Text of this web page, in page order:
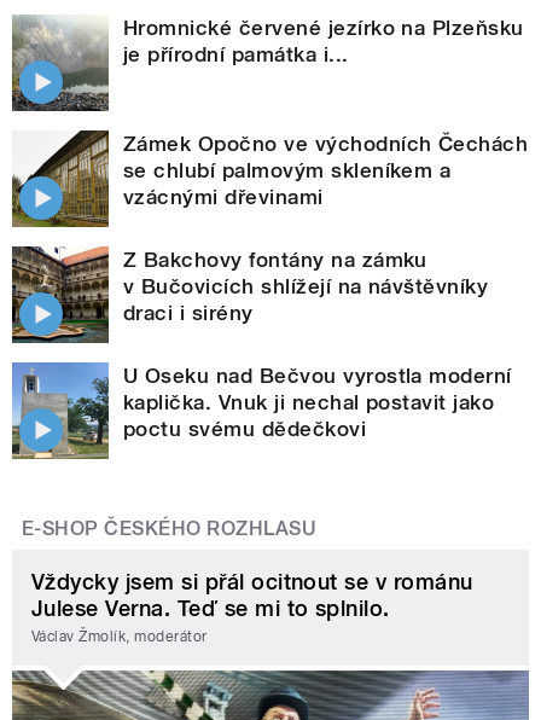
Hromnické červené jezírko na Plzeňsku
je přírodní památka i...
Zámek Opočno ve východních Čechách
se chlubí palmovým skleníkem a
vzácnými dřevinami
Z Bakchovy fontány na zámku
v Bučovicích shlížejí na návštěvníky
draci i sirény
U Oseku nad Bečvou vyrostla moderní
kaplička. Vnuk ji nechal postavit jako
poctu svému dědečkovi
E-SHOP ČESKÉHO ROZHLASU
Vždycky jsem si přál ocitnout se v románu
Julese Verna. Teď se mi to splnilo.
Václav Žmolík, moderátor